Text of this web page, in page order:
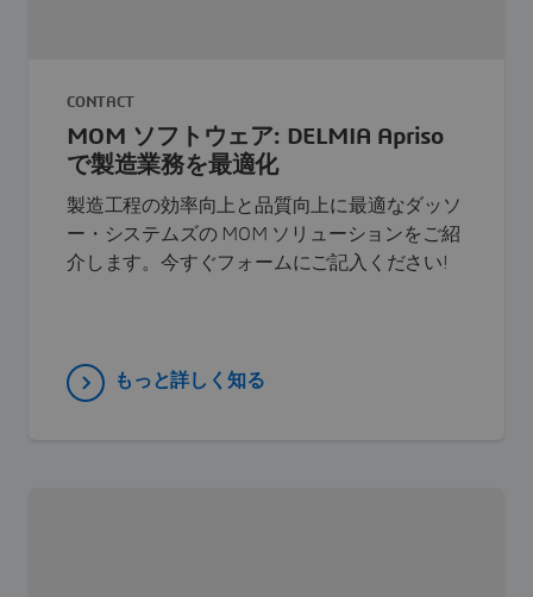
CONTACT
MOM ソフトウェア: DELMIA Apriso
で製造業務を最適化
製造工程の効率向上と品質向上に最適なダッソ
ー・システムズの MOM ソリューションをご紹
介します。今すぐフォームにご記入ください!
もっと詳しく知る